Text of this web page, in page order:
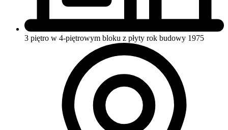
3 piętro w 4-piętrowym bloku z płyty rok budowy 1975